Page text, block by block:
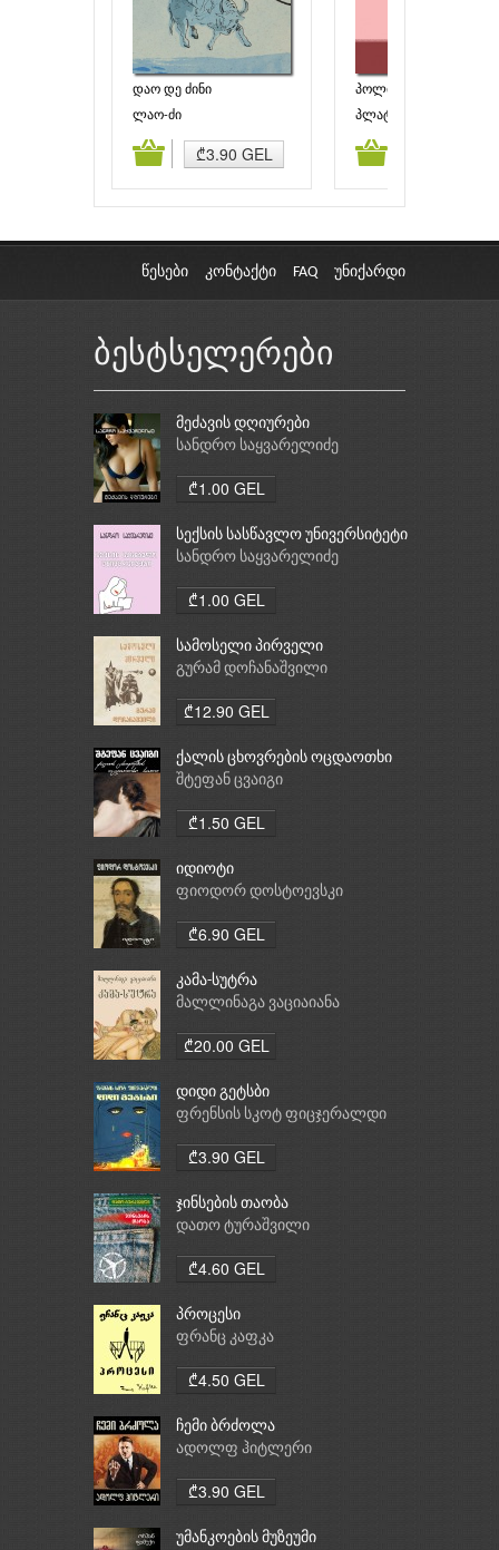
დაო დე ძინი
ლაო-ძი
₾3.90 GEL
პოლიტიკოსი
პლატონი
კალათაში დამატება კალათაში
წესები კონტაქტი FAQ უნიქარდი
ბესტსელერები
მეძავის დღიურები
სანდრო საყვარელიძე
₾1.00 GEL
სექსის სასწავლო უნივერსიტეტი
სანდრო საყვარელიძე
₾1.00 GEL
სამოსელი პირველი
გურამ დოჩანაშვილი
₾12.90 GEL
ქალის ცხოვრების ოცდაოთხი
საათი
შტეფან ცვაიგი
₾1.50 GEL
იდიოტი
ფიოდორ დოსტოევსკი
₾6.90 GEL
კამა-სუტრა
მალლინაგა ვაციაიანა
₾20.00 GEL
დიდი გეტსბი
ფრენსის სკოტ ფიცჯერალდი
₾3.90 GEL
ჯინსების თაობა
დათო ტურაშვილი
₾4.60 GEL
პროცესი
ფრანც კაფკა
₾4.50 GEL
ჩემი ბრძოლა
ადოლფ ჰიტლერი
₾3.90 GEL
უმანკოების მუზეუმი